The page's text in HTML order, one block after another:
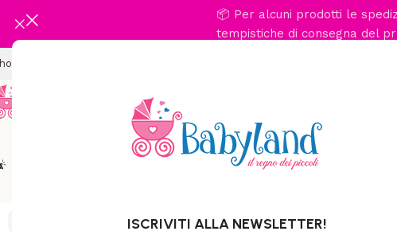
ISCRIVITI ALLA NEWSLETTER!
📦 Per alcuni prodotti le
tempistiche di consegna del
Cameretta Abbigliamento